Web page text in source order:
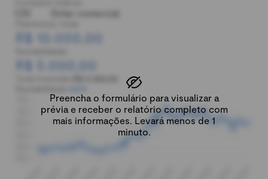
Preencha o formulário para visualizar a
prévia e receber o relatório completo com
mais informações. Levará menos de 1
minuto.
Dólar comercial
R$ 10.000,00
R$ 5.000,00